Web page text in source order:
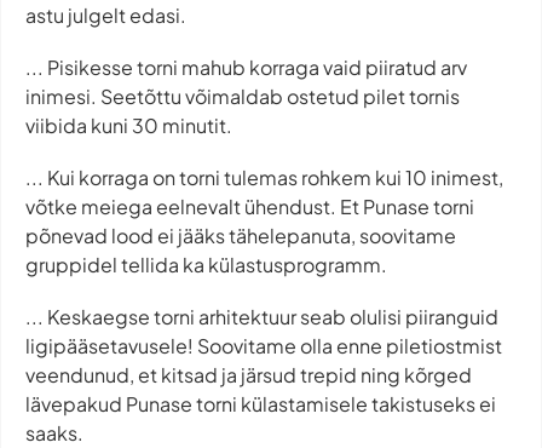
astu julgelt edasi.
... Pisikesse torni mahub korraga vaid piiratud arv
inimesi. Seetõttu võimaldab ostetud pilet tornis
viibida kuni 30 minutit.
... Kui korraga on torni tulemas rohkem kui 10 inimest,
võtke meiega eelnevalt ühendust. Et Punase torni
põnevad lood ei jääks tähelepanuta, soovitame
gruppidel tellida ka külastusprogramm.
... Keskaegse torni arhitektuur seab olulisi piiranguid
ligipääsetavusele! Soovitame olla enne piletiostmist
veendunud, et kitsad ja järsud trepid ning kõrged
lävepakud Punase torni külastamisele takistuseks ei
saaks.